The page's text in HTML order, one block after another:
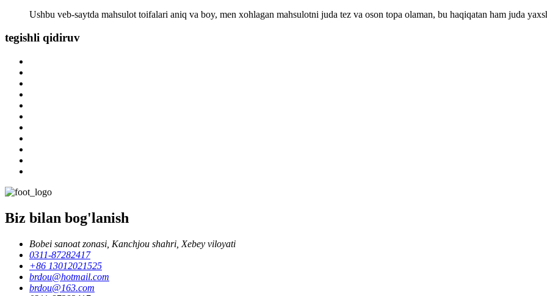
Ushbu veb-saytda mahsulot toifalari aniq va boy, men xohlagan mahsulotni juda tez va oson topa olaman, bu haqiqatan ham juda
tegishli qidiruv
Biz bilan bog'lanish
Bobei sanoat zonasi, Kanchjou shahri, Xebey viloyati
0311-87282417
+86 13012021525
brdou@hotmail.com
brdou@163.com